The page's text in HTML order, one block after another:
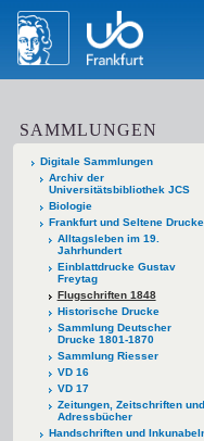
SAMMLUNGEN
Digitale Sammlungen
Archiv der
Universitätsbibliothek JCS
Biologie
Frankfurt und Seltene Drucke
Alltagsleben im 19.
Jahrhundert
Einblattdrucke Gustav
Freytag
Flugschriften 1848
Historische Drucke
Sammlung Deutscher
Drucke 1801-1870
Sammlung Riesser
VD 16
VD 17
Zeitungen, Zeitschriften und
Adressbücher
Handschriften und